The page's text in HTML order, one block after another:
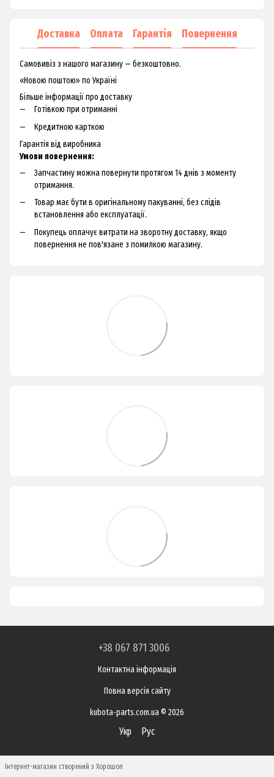
Доставка Оплата Гарантія Повернення
Самовивіз з нашого магазину — безкоштовно.
«Новою поштою» по Україні
Більше інформації про доставку
Готівкою при отриманні
Кредитною карткою
Гарантія від виробника
Умови повернення:
Запчастину можна повернути протягом 14 днів з моменту
отримання.
Товар має бути в оригінальному пакуванні, без слідів
встановлення або експлуатації.
Покупець оплачує витрати на зворотну доставку, якщо
повернення не пов'язане з помилкою магазину.
+38 067 871 3006
Контактна інформація
Повна версія сайту
kubota-parts.com.ua © 2026
Укр Рус
Інтернет-магазин створений з Хорошоп